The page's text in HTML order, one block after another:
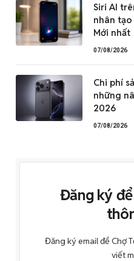
Siri AI
nhân
Mới nhất
07/08/2026
Chi phí
những
2026
07/08/2026
Đăng ký
Đăng ký email để Chợ
viết